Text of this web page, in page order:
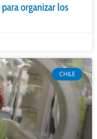
organizar los
CHILE